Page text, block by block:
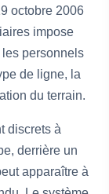
octobre 2006
impose
les personnels
de ligne, la
du terrain.
discrets à
derrière un
apparaître à